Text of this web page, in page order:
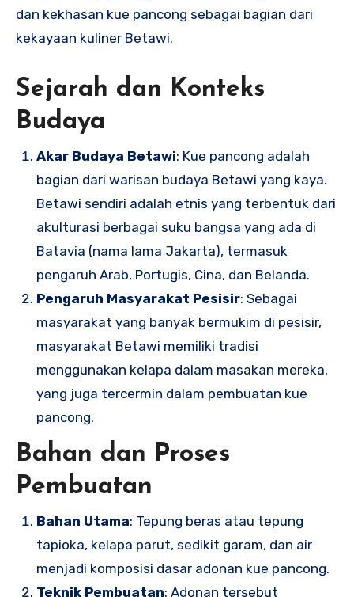
dan kekhasan kue pancong sebagai bagian dari
kekayaan kuliner Betawi.
Sejarah dan Konteks
Budaya
Akar Budaya Betawi: Kue pancong adalah
bagian dari warisan budaya Betawi yang kaya.
Betawi sendiri adalah etnis yang terbentuk dari
akulturasi berbagai suku bangsa yang ada di
Batavia (nama lama Jakarta), termasuk
pengaruh Arab, Portugis, Cina, dan Belanda.
Pengaruh Masyarakat Pesisir: Sebagai
masyarakat yang banyak bermukim di pesisir,
masyarakat Betawi memiliki tradisi
menggunakan kelapa dalam masakan mereka,
yang juga tercermin dalam pembuatan kue
pancong.
Bahan dan Proses
Pembuatan
Bahan Utama: Tepung beras atau tepung
tapioka, kelapa parut, sedikit garam, dan air
menjadi komposisi dasar adonan kue pancong.
Teknik Pembuatan: Adonan tersebut